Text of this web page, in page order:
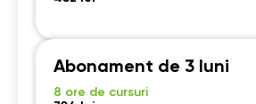
Abonament de 3 luni
8 ore de cursuri